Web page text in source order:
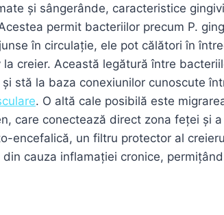
și sângerânde, caracteristice
permit bacteriilor precum P.
în circulație, ele pot călători în
creier. Această legătură între
stă la baza conexiunilor cunoscute
. O altă cale posibilă este
care conectează direct zona feței și
encefalică, un filtru protector al
cauza inflamației cronice,